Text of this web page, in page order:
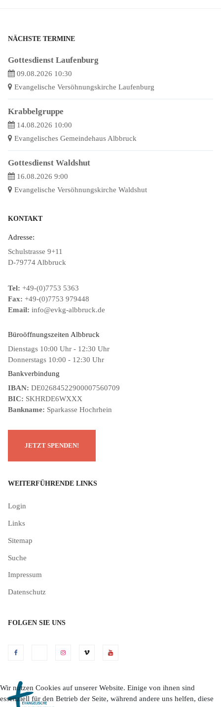
NÄCHSTE TERMINE
Gottesdienst Laufenburg
09.08.2026 10:30
Evangelische Versöhnungskirche Laufenburg
Krabbelgruppe
14.08.2026 10:00
Evangelisches Gemeindehaus Albbruck
Gottesdienst Waldshut
16.08.2026 9:00
Evangelische Versöhnungskirche Waldshut
KONTAKT
Adresse:
Schulstrasse 9+11
D-79774 Albbruck
Tel: +49-(0)7753 5363
Fax: +49-(0)7753 979448
Email: info@evkg-albbruck.de
Büroöffnungszeiten Albbruck
Dienstags 10:00 Uhr - 12:30 Uhr
Donnerstags 10:00 - 12:30 Uhr
Bankverbindung
IBAN: DE02684522900007560709
BIC: SKHRDE6WXXX
Bankname: Sparkasse Hochrhein
WEITERFÜHRENDE LINKS
Login
Links
Sitemap
Suche
Impressum
Datenschutz
FOLGEN SIE UNS
Wir nutzen Cookies auf unserer Website. Einige von ihnen sind
essenziell für den Betrieb der Seite, während andere uns helfen, diese